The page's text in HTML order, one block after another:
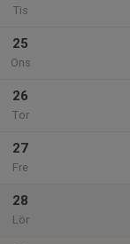
Tis
25
Ons
26
Tor
27
Fre
28
Lör